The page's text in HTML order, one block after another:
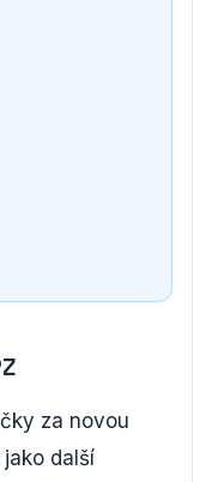
za novou
další